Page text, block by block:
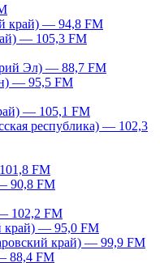
край) — 94,8 FM
— 105,3 FM
Эл) — 88,7 FM
— 95,5 FM
— 105,1 FM
республика) — 102,3
FM
90,8 FM
102,2 FM
край) — 95,0 FM
край) — 99,9 FM
88,4 FM